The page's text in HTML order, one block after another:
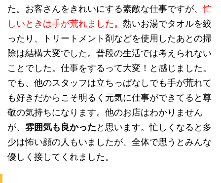
た。お客さんをきれいにする素敵な仕事ですが、忙
しいときは手が荒れました。 熱いお湯でタオルを絞
ったり、トリートメント剤などを使用したあとの掃
除は結構大変でした。普段の生活では考えられない
ことでした。仕事をするって大変！と感じました。
でも、他のスタッフは立ちっぱなしでも手が荒れて
も好きだからこそ明るく元気に仕事ができてると尊
敬の気持ちになります。他のお店はわかりません
が、 雰囲気も良かったと思います。忙しくなると多
少は怖い顔の人もいましたが、全体で思うとみんな
優しく接してくれました。